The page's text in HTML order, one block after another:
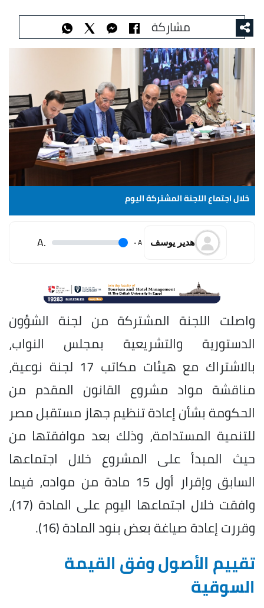
مشاركة
خلال اجتماع اللجنة المشتركة اليوم
هدير يوسف A
.
.A
واصلت اللجنة المشتركة من لجنة الشؤون
الدستورية والتشريعية بمجلس النواب،
بالاشتراك مع هيئات مكاتب 17 لجنة نوعية،
مناقشة مواد مشروع القانون المقدم من
الحكومة بشأن إعادة تنظيم جهاز مستقبل مصر
للتنمية المستدامة، وذلك بعد موافقتها من
حيث المبدأ على المشروع خلال اجتماعها
السابق وإقرار أول 15 مادة من مواده، فيما
وافقت خلال اجتماعها اليوم على المادة (17)،
وقررت إعادة صياغة بعض بنود المادة (16).
تقييم الأصول وفق القيمة
السوقية